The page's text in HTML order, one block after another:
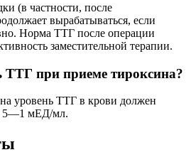
(в частности, после
вырабатываться, если
Норма ТТГ после операции
заместительной терапии.
при приеме тироксина?
уровень ТТГ в крови должен
5—1 мЕД/мл.